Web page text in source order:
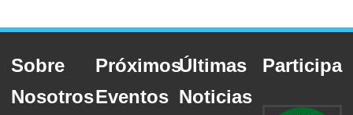
Sobre
Nosotros
Próximos
Eventos
Últimas
Noticias
Participa